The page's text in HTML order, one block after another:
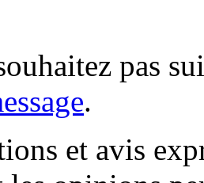
pas
.
et avis